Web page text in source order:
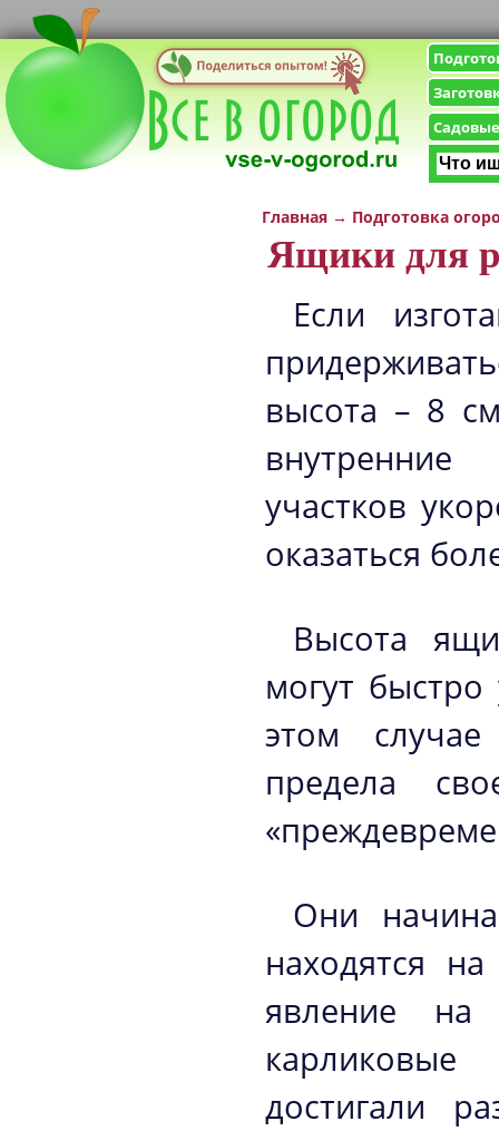
Главная → Подготовка
Ящики для
Если
высота – 8
участков
оказаться
Высота
могут
этом
предела
Они
находятся
явление на
достигали